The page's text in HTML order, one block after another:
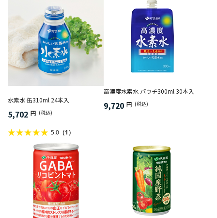
水素水 缶310ml 24本入
5,702 円 (税込)
5.0 （1）
高濃度水素水 パウチ300ml 30本入
9,720 円 (税込)